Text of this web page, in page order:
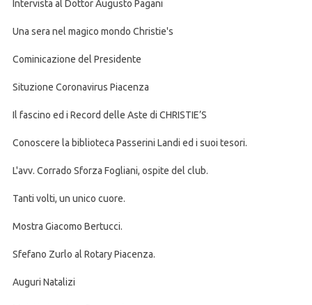
Intervista al Dottor Augusto Pagani
Una sera nel magico mondo Christie's
Cominicazione del Presidente
Situzione Coronavirus Piacenza
Il fascino ed i Record delle Aste di CHRISTIE’S
Conoscere la biblioteca Passerini Landi ed i suoi tesori.
L'avv. Corrado Sforza Fogliani, ospite del club.
Tanti volti, un unico cuore.
Mostra Giacomo Bertucci.
Sfefano Zurlo al Rotary Piacenza.
Auguri Natalizi